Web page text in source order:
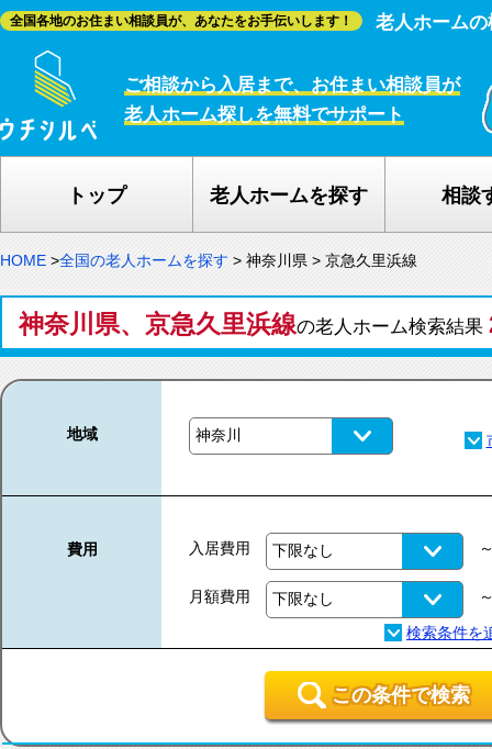
全国各地のお住まい相談員が、あなたをお手伝いします！ 老人ホーム
ご相談から入居まで、お住まい相談員が
老人ホーム探しを無料でサポート
トップ 老人ホームを探す 相談
HOME >全国の老人ホームを探す > 神奈川県 > 京急久里浜線
神奈川県、京急久里浜線の老人ホーム検索結果
地域
費用 入居費用
月額費用
この条件で検索